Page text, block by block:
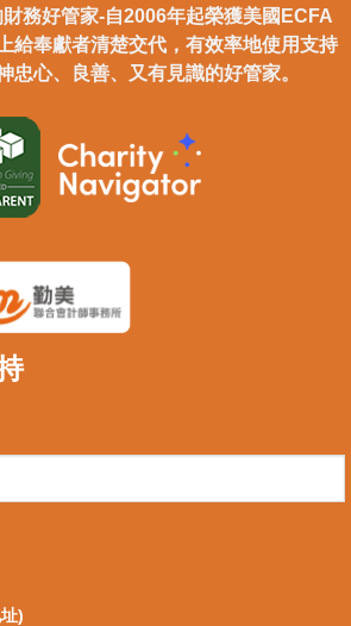
務好管家-自2006年起榮獲美國ECFA
給奉獻者清楚交代，有效率地使用支持
忠心、良善、又有見識的好管家。
)